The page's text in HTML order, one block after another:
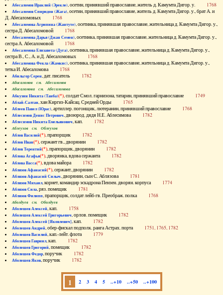
Абесаломов Ираклий (Эрекле), осетин, принявший православие, житель д. Камумта Дигор. у. 1768
Абесаломов Спиридон (Жага), осетин, принявший православие, житель д. Камумта Дигор. у., брат А. и
Д. Абесаломовых 1768
Абесаломова Агрипина (Жантуте), осетинка, принявшая православие, жительница д. Камумта Дигор. у.,
сестра Д. Абесаломовой 1768
Абесаломова Дарья (Джан Семен), осетинка, принявшая православие, жительница д. Камумта Дигор. у.,
сестра А. Абесаломовой 1768
Абесаломова Елизавета (Дуга), осетинка, принявшая православие, жительница д. Камумта Дигор. у.,
сестра В., С., А. и Д. Абесаломовых 1768
Абесаломова Фекла (Жамкис), осетинка, принявшая православие, жительница д. Камумта Дигор. у.,
тетка И. Абесаломова 1768
Абильгор Серен, дат. писатель 1782
Абисаломов см. Абесаломов
Абисаломова см. Абесаломова
Абкузин Никита (Танба)(*), солдат Смол. гарнизона, татарин, принявший православие 1749
Аблай-Салтан, хан Киргиз-Кайсац. Средней Орды 1765
Аблеев Павел (Юрас), артиллер. погонщик, лютеранин, принявший православие 1768
Аблесимов Денис Петрович, двоюрод. дядя Н.Е. Аблесимова 1782
Аблесимов Никита Емельянович, кап. 1782
Аблеухов см. Облеухов
Аблов Василий(*), прапорщик 1782
Аблов Иван(*), сержант гв., дворянин 1782
Аблов Терентий(*), прапорщик, дворянин 1782
Аблова Агафья(*), дворянка, вдова сержанта 1782
Аблова Васса(*), вдова майора 1782
Аблязов Афанасий(*), сержант, дворянин 1782
Аблязов Афанасий Силыч, дворянин, сын С. Аблязова 1781
Аблязов Михаил, корнет, командир эскадрона Пензен. дворян. корпуса 1774
Аблязов Сила, ряз. помещик 1781
Аблязов Филипп, прапорщик, солдат лейб-гв. Преображ. полка 1768
Аболдуев см. Оболдуев
Аболешев Алексей, кап. 1758
Аболешев Алексей Григорьевич, орлов. помещик 1782
Аболешев Алексей [Яковлевич], кап. 1782
Аболешев Андрей, обер-фискал подполк. ранга Астрах. порта 1751, 1765, 1782
Аболешев Василий, кап.-лейт. флота 1779
Аболешев Гавриил, кап. 1782
Аболешев Григорий, помещик 1782
Аболешев Федор, поручик 1782
Аболешев Яков, поручик 1782
1 2 3 4 5 ..+10 ..+50 ..+100